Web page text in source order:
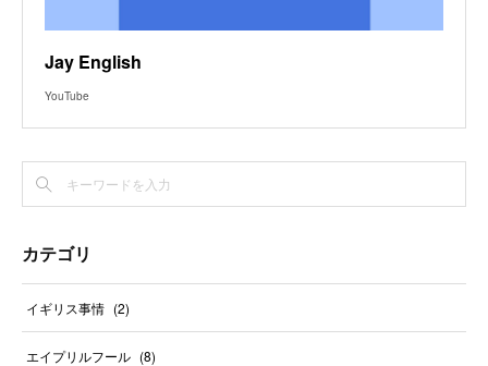
Jay English
YouTube
カテゴリ
イギリス事情 (2)
エイプリルフール (8)